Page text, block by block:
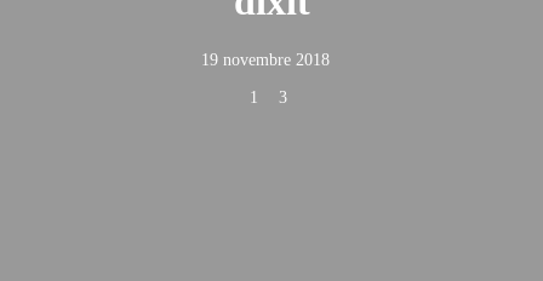
19 novembre 2018
1 3